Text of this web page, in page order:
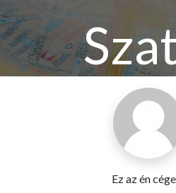
Ez az én